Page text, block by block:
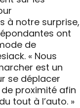
à notre surprise,
ont
de
« Nous
est un
se déplacer
proximité afin
tout à l’auto. »